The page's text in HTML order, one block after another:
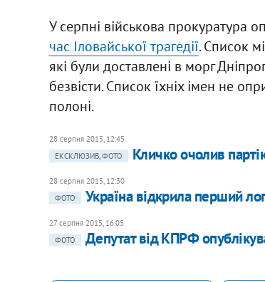
У серпні військова прокуратура
час Іловайської трагедії. Список
які були доставлені в морг
безвісти. Список їхніх імен не
полоні.
28 серпня 2015, 12:45
ЕКСКЛЮЗИВ, ФОТО
Кличко очолив
28 серпня 2015, 12:30
ФОТО
Україна відкрила перший
27 серпня 2015, 16:05
ФОТО
Депутат від КПРФ